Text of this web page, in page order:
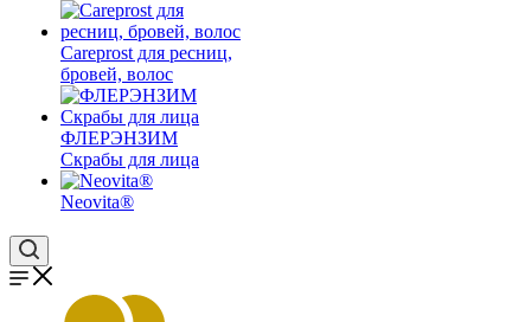
Careprost для ресниц,
бровей, волос
ФЛЕРЭНЗИМ
Скрабы для лица
Neovita®